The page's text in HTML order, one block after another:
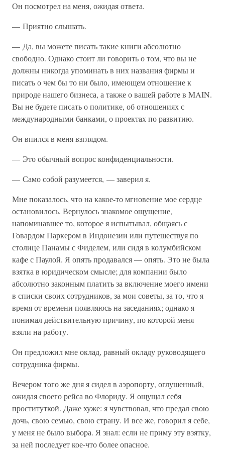
Он посмотрел на меня, ожидая ответа.
— Приятно слышать.
— Да, вы можете писать такие книги абсолютно
свободно. Однако стоит ли говорить о том, что вы не
должны никогда упоминать в них названия фирмы и
писать о чем бы то ни было, имеющем отношение к
природе нашего бизнеса, а также о вашей работе в MAIN.
Вы не будете писать о политике, об отношениях с
международными банками, о проектах по развитию.
Он впился в меня взглядом.
— Это обычный вопрос конфиденциальности.
— Само собой разумеется, — заверил я.
Мне показалось, что на какое-то мгновение мое сердце
остановилось. Вернулось знакомое ощущение,
напоминавшее то, которое я испытывал, общаясь с
Говардом Паркером в Индонезии или путешествуя по
столице Панамы с Фиделем, или сидя в колумбийском
кафе с Паулой. Я опять продавался — опять. Это не была
взятка в юридическом смысле; для компании было
абсолютно законным платить за включение моего имени
в списки своих сотрудников, за мои советы, за то, что я
время от времени появляюсь на заседаниях; однако я
понимал действительную причину, по которой меня
взяли на работу.
Он предложил мне оклад, равный окладу руководящего
сотрудника фирмы.
Вечером того же дня я сидел в аэропорту, оглушенный,
ожидая своего рейса во Флориду. Я ощущал себя
проституткой. Даже хуже: я чувствовал, что предал свою
дочь, свою семью, свою страну. И все же, говорил я себе,
у меня не было выбора. Я знал: если не приму эту взятку,
за ней последует кое-что более опасное.